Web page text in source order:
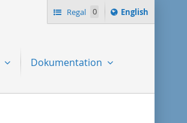
Regal 0
Switch
language
English
Dokumentation